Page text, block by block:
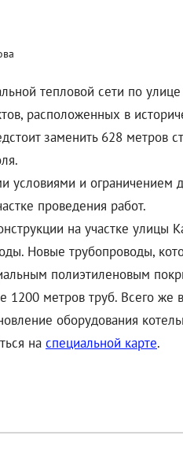
тепловой сети по
расположенных в
заменить 628
и ограничением
проведения работ.
на участке улицы
Новые трубопроводы,
полиэтиленовым
метров труб. Всего
оборудования
на специальной карте.